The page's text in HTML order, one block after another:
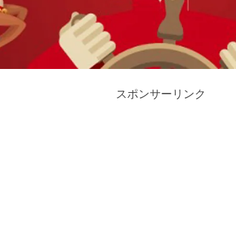
スポンサーリンク